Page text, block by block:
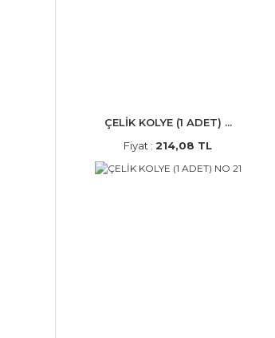
ÇELİK KOLYE (1 ADET) ...
Fiyat :214,08 TL